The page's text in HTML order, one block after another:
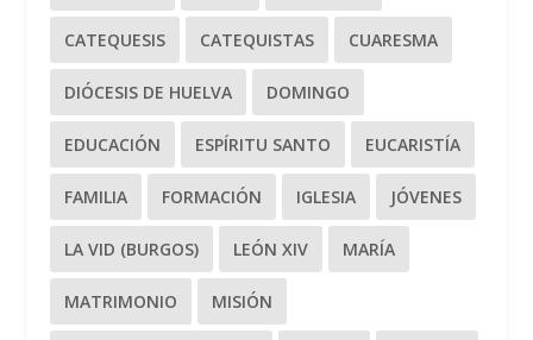
CATEQUESIS CATEQUISTAS CUARESMA
DIÓCESIS DE HUELVA DOMINGO
EDUCACIÓN ESPÍRITU SANTO EUCARISTÍA
FAMILIA FORMACIÓN IGLESIA JÓVENES
LA VID (BURGOS) LEÓN XIV MARÍA
MATRIMONIO MISIÓN